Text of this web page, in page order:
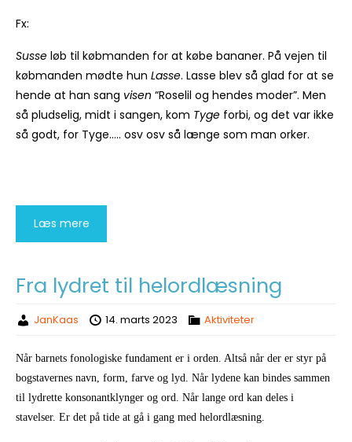
Fx:
Susse løb til købmanden for at købe bananer. På vejen til
købmanden mødte hun Lasse. Lasse blev så glad for at se
hende at han sang visen “Roselil og hendes moder”. Men
så pludselig, midt i sangen, kom Tyge forbi, og det var ikke
så godt, for Tyge….. osv osv så længe som man orker.
Læs mere
Fra lydret til helordlæsning
JanKaas 14. marts 2023 Aktiviteter
Når barnets fonologiske fundament er i orden. Altså når der er styr på
bogstavernes navn, form, farve og lyd. Når lydene kan bindes sammen
til lydrette konsonantklynger og ord. Når lange ord kan deles i
stavelser. Er det på tide at gå i gang med helordlæsning.